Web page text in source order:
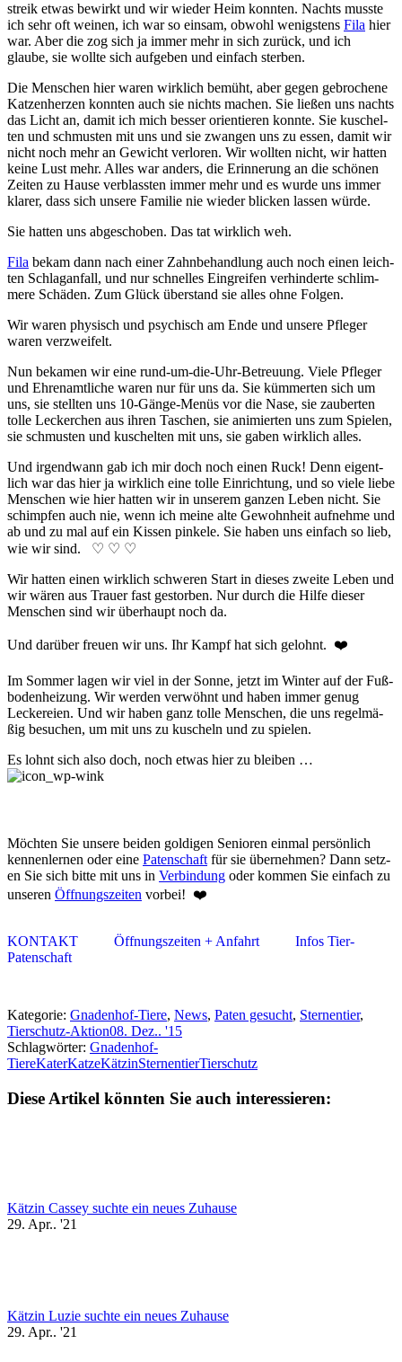
streik etwas be­wirkt und wir wieder Heim konn­ten. Nachts musste
ich sehr oft wein­en, ich war so ein­sam, obwohl wenigs­tens Fila hier
war. Aber die zog sich ja immer mehr in sich zurück, und ich
glaube, sie wollte sich auf­ge­ben und ein­fach sterben.
Die Menschen hier waren wirk­lich bemüht, aber gegen ge­broch­ene
Katz­en­herz­en konnten auch sie nichts machen. Sie ließen uns nachts
das Licht an, damit ich mich besser orien­tier­en konnte. Sie kusch­el­
ten und schmus­ten mit uns und sie zwangen uns zu essen, damit wir
nicht noch mehr an Gewicht ver­loren. Wir wollten nicht, wir hatten
keine Lust mehr. Alles war anders, die Er­inn­er­ung an die schönen
Zeiten zu Hause ver­blass­ten immer mehr und es wurde uns immer
klarer, dass sich unsere Familie nie wieder blick­en lassen würde.
Sie hatten uns abgeschoben. Das tat wirklich weh.
Fila bekam dann nach einer Zahn­be­hand­lung auch noch einen leich­
ten Schlag­an­fall, und nur schnell­es Ein­greif­en ver­hin­der­te schlim­
mere Schä­den. Zum Glück über­stand sie alles ohne Folgen.
Wir waren physisch und psych­isch am Ende und unsere Pfleger
waren ver­zwei­felt.
Nun bekamen wir eine rund-um-die-Uhr-Betreuung. Viele Pfleger
und Ehr­en­amt­liche waren nur für uns da. Sie küm­mer­ten sich um
uns, sie stell­ten uns 10-Gänge-Menüs vor die Nase, sie zau­ber­ten
tolle Lecker­chen aus ihr­en Taschen, sie ani­mier­ten uns zum Spielen,
sie schmus­ten und kusch­el­ten mit uns, sie gaben wir­klich alles.
Und irgendwann gab ich mir doch noch einen Ruck! Denn eigent­
lich war das hier ja wirk­lich eine tolle Ein­rich­tung, und so viele liebe
Men­schen wie hier hatten wir in unserem ganzen Leben nicht. Sie
schimpf­en auch nie, wenn ich meine alte Ge­wohn­heit auf­nehme und
ab und zu mal auf ein Kissen pinkele. Sie haben uns ein­fach so lieb,
wie wir sind. ♡ ♡ ♡
Wir hatten einen wirk­lich schweren Start in dieses zweite Leben und
wir wären aus Trauer fast ge­stor­ben. Nur durch die Hilfe dieser
Menschen sind wir über­haupt noch da.
Und darüber freuen wir uns. Ihr Kampf hat sich ge­lohnt. ❤️
Im Sommer lagen wir viel in der Sonne, jetzt im Winter auf der Fuß­
bo­den­hei­zung. Wir werden ver­wöhnt und haben immer genug
Leck­er­eien. Und wir haben ganz tolle Men­schen, die uns regel­mä­
ßig be­suchen, um mit uns zu kuscheln und zu spielen.
Es lohnt sich also doch, noch etwas hier zu bleiben …
Möchten Sie unsere beiden goldigen Senioren ein­­mal per­­sön­lich
ken­­nen­­ler­­nen oder eine Pa­­ten­­schaft für sie über­­neh­m­en? Dann setz­­
en Sie sich bitte mit uns in Ver­­bin­dung oder kom­men Sie ein­fach zu
un­ser­en Öff­nungs­zei­ten vor­bei! ❤️
KONTAKT Öffnungszeiten + Anfahrt
Infos Tier-
Patenschaft
Kategorie: Gnadenhof-Tiere, News, Paten gesucht, Sternentier,
Tierschutz-Aktion08. Dez.. '15
Schlagwörter: Gnadenhof-
TiereKaterKatzeKätzinSternentierTierschutz
Diese Artikel könnten Sie auch interessieren:
Kätzin Cassey suchte ein neues Zuhause
29. Apr.. '21
Kätzin Luzie suchte ein neues Zuhause
29. Apr.. '21